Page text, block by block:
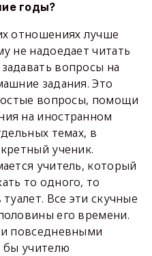
годы?
отношениях лучше
не надоедает читать
вопросы на
задания. Это
вопросы, помощи
на иностранном
темах, в
ученик.
учитель, который
то одного, то
Все эти скучные
его времени.
повседневными
бы учителю